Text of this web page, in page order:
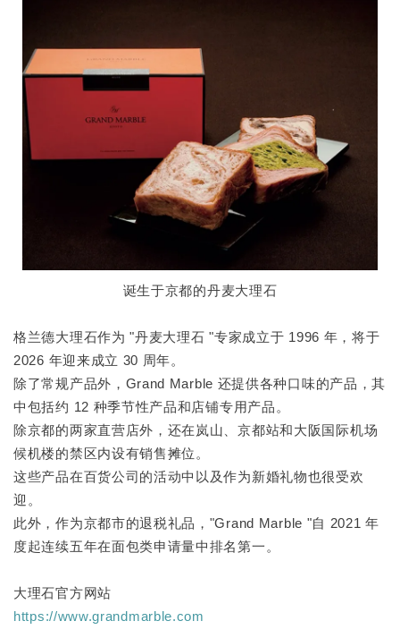
诞生于京都的丹麦大理石
格兰德大理石作为 "丹麦大理石 "专家成立于 1996 年，将于
2026 年迎来成立 30 周年。
除了常规产品外，Grand Marble 还提供各种口味的产品，其
中包括约 12 种季节性产品和店铺专用产品。
除京都的两家直营店外，还在岚山、京都站和大阪国际机场
候机楼的禁区内设有销售摊位。
这些产品在百货公司的活动中以及作为新婚礼物也很受欢
迎。
此外，作为京都市的退税礼品，"Grand Marble "自 2021 年
度起连续五年在面包类申请量中排名第一。
大理石官方网站
https://www.grandmarble.com